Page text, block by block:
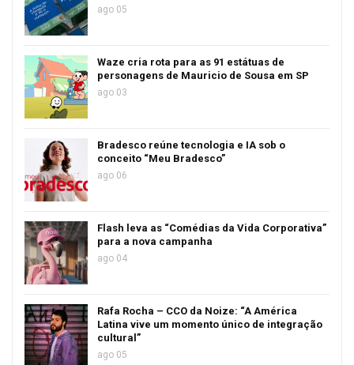
ago 05
Waze cria rota para as 91 estátuas de
personagens de Mauricio de Sousa em SP
ago 03
Bradesco reúne tecnologia e IA sob o
conceito “Meu Bradesco”
ago 06
Flash leva as “Comédias da Vida Corporativa”
para a nova campanha
ago 04
Rafa Rocha – CCO da Noize: “A América
Latina vive um momento único de integração
cultural”
ago 05